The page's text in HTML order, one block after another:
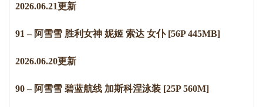
2026.06.21更新
91 – 阿雪雪 胜利女神 妮姬 索达 女仆 [56P 445MB]
2026.06.20更新
90 – 阿雪雪 碧蓝航线 加斯科涅泳装 [25P 560M]